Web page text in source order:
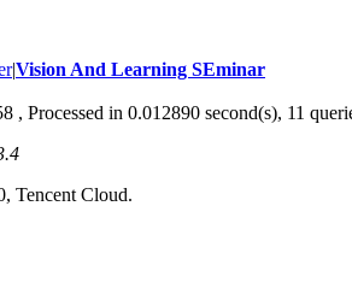
|Vision And Learning SEminar
, Processed in 0.012890 second(s), 11
Tencent Cloud.